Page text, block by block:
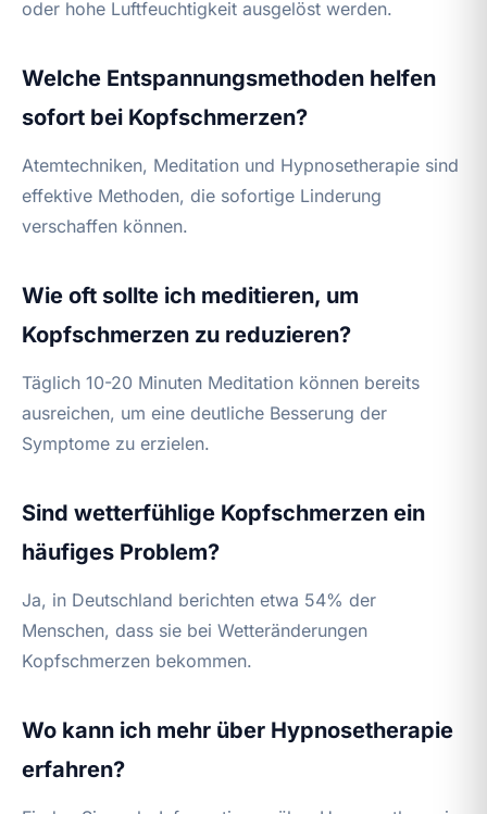
oder hohe Luftfeuchtigkeit ausgelöst werden.
Welche Entspannungsmethoden helfen
sofort bei Kopfschmerzen?
Atemtechniken, Meditation und Hypnosetherapie sind
effektive Methoden, die sofortige Linderung
verschaffen können.
Wie oft sollte ich meditieren, um
Kopfschmerzen zu reduzieren?
Täglich 10-20 Minuten Meditation können bereits
ausreichen, um eine deutliche Besserung der
Symptome zu erzielen.
Sind wetterfühlige Kopfschmerzen ein
häufiges Problem?
Ja, in Deutschland berichten etwa 54% der
Menschen, dass sie bei Wetteränderungen
Kopfschmerzen bekommen.
Wo kann ich mehr über Hypnosetherapie
erfahren?